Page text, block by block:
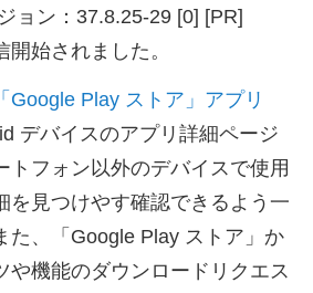
ョン：37.8.25-29 [0] [PR]
始されました。
Google Play ストア」アプリ
デバイスのアプリ詳細ページ
トフォン以外のデバイスで使用
を見つけやす確認できるよう一
た、「Google Play ストア」か
や機能のダウンロードリクエス